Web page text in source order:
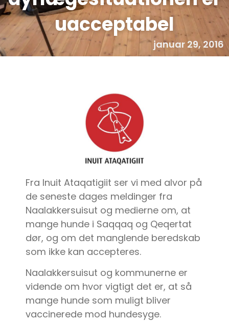
uacceptabel
januar 29, 2016
Fra Inuit Ataqatigiit ser vi med alvor på
de seneste dages meldinger fra
Naalakkersuisut og medierne om, at
mange hunde i Saqqaq og Qeqertat
dør, og om det manglende beredskab
som ikke kan accepteres.
Naalakkersuisut og kommunerne er
vidende om hvor vigtigt det er, at så
mange hunde som muligt bliver
vaccinerede mod hundesyge.